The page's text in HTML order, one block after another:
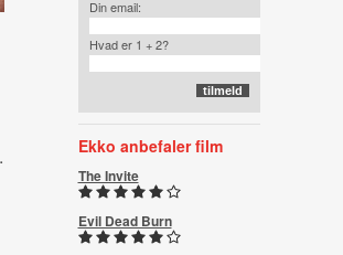
Din email:
Hvad er 1 + 2?
Ekko anbefaler film
The Invite
Evil Dead Burn